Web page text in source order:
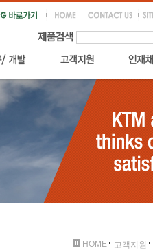
HOME 고객지원